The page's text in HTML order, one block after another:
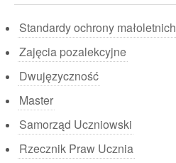
Standardy ochrony małoletnich
Zajęcia pozalekcyjne
Dwujęzyczność
Master
Samorząd Uczniowski
Rzecznik Praw Ucznia